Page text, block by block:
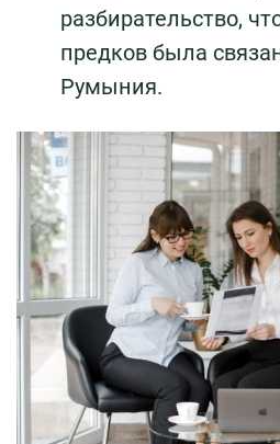
разбирательство,
предков была
Румыния.